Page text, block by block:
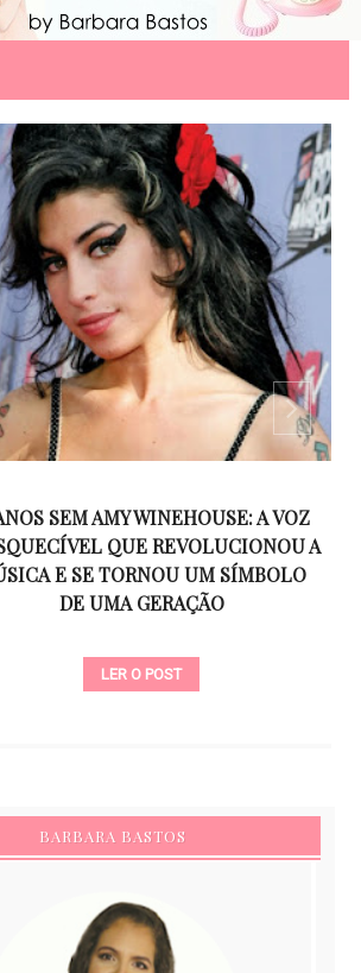
SEM AMY WINEHOUSE: A VOZ
QUE REVOLUCIONOU A
E SE TORNOU UM SÍMBOLO
DE UMA GERAÇÃO
LER O POST
BARBARA BASTOS